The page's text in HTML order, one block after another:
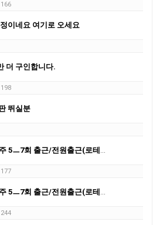
166
이네요 여기로 오세요
더 구인합니다.
198
뛰실분
출근/전원출근(로테이션XX)/ 신식트롤리
177
출근/전원출근(로테이션XX)/ 신식트롤리
244